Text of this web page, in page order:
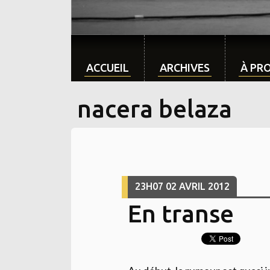
ACCUEIL ARCHIVES À
nacera belaza
23H07 02 AVRIL 2012
En transe